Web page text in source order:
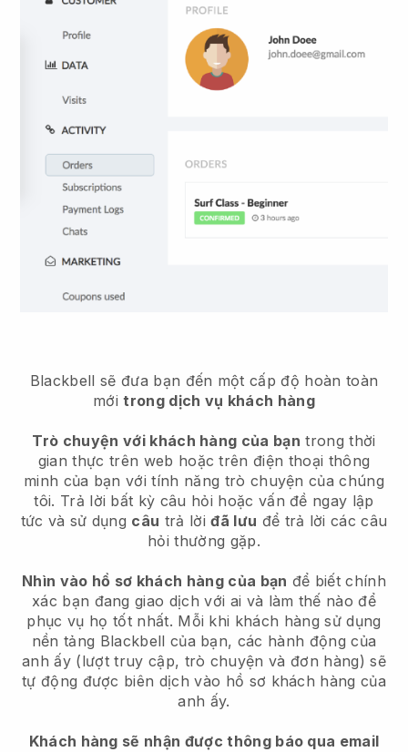
Blackbell sẽ đưa bạn đến một cấp độ hoàn toàn
mớitrong dịch vụ khách hàng
Trò chuyện với khách hàng của bạn trong thời
gian thực trên web hoặc trên điện thoại thông
minh của bạn với tính năng trò chuyện của chúng
tôi. Trả lời bất kỳ câu hỏi hoặc vấn đề ngay lập
tức và sử dụng câu trả lờiđã lưu để trả lời các câu
hỏi thường gặp.
Nhìn vào hồ sơ khách hàng của bạn để biết chính
xác bạn đang giao dịch với ai và làm thế nào để
phục vụ họ tốt nhất. Mỗi khi khách hàng sử dụng
nền tảng Blackbell của bạn, các hành động của
anh ấy (lượt truy cập, trò chuyện và đơn hàng) sẽ
tự động được biên dịch vào hồ sơ khách hàng của
anh ấy.
Khách hàng sẽ nhận được thông báo qua email